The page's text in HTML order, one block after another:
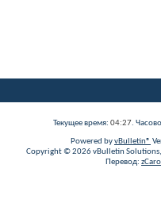
Текущее время: 04:27.
Powered byvBulletin®
Copyright © 2026 vBulletin
Перевод: